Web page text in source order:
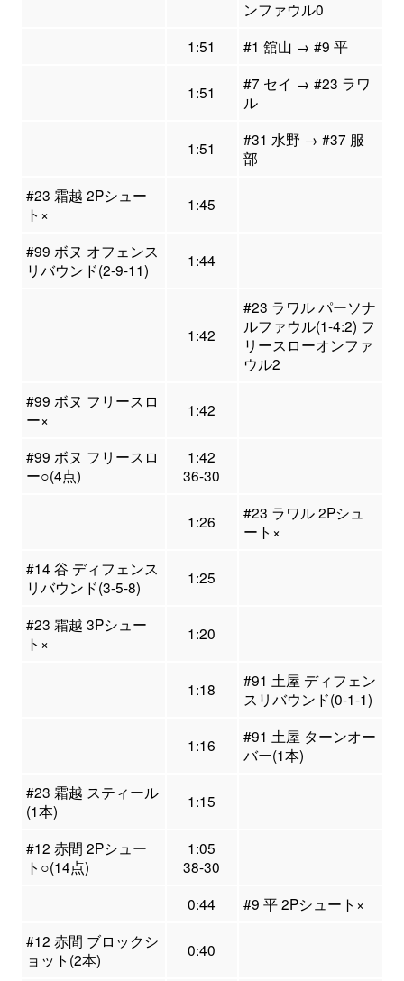
ンファウル0
1:51
#1 舘山 → #9 平
1:51
#7 セイ → #23 ラワ
ル
1:51
#31 水野 → #37 服
部
#23 霜越 2Pシュー
ト×
1:45
#99 ボヌ オフェンス
リバウンド(2-9-11)
1:44
1:42
#23 ラワル パーソナ
ルファウル(1-4:2) フ
リースローオンファ
ウル2
#99 ボヌ フリースロ
ー×
1:42
#99 ボヌ フリースロ
ー○(4点)
1:42
36-30
1:26
#23 ラワル 2Pシュ
ート×
#14 谷 ディフェンス
リバウンド(3-5-8)
1:25
#23 霜越 3Pシュー
ト×
1:20
1:18
#91 土屋 ディフェン
スリバウンド(0-1-1)
1:16
#91 土屋 ターンオー
バー(1本)
#23 霜越 スティール
(1本)
1:15
#12 赤間 2Pシュー
ト○(14点)
1:05
38-30
0:44
#9 平 2Pシュート×
#12 赤間 ブロックシ
ョット(2本)
0:40